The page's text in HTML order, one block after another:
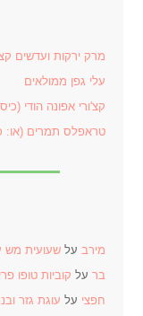
מרק ירקות ועדשים
עלי גפן ממולאים
קצ'ורי אפונה הודי
טראפלס תמרים (או:
מירב עלשעועית מש
בר על קוביות טופו
חפצי על עוגת גזר